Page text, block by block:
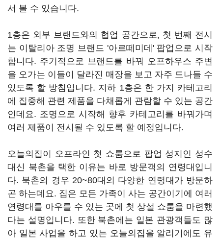
서 볼 수 있습니다.
1층은 외부 브랜드와의 협업 공간으로, 첫 번째 전시
는 이탈리아 조명 브랜드 '아르떼미데' 팝업으로 시작
합니다. 주기적으로 브랜드를 바꿔 오프하우스 주변
을 오가는 이들이 달라진 매장을 보고 자주 드나들 수
있도록 할 방침입니다. 지하 1층은 한 가지 카테고리
에 집중해 관련 제품을 다채롭게 관람할 수 있는 공간
인데요. 조명으로 시작해 향후 카테고리를 바꿔가며
여러 제품이 전시될 수 있도록 할 예정입니다.
오늘의집이 오프라인 첫 쇼룸으로 팝업 성지인 성수
대신 북촌을 택한 이유는 바로 방문객의 연령대입니
다. 북촌의 경우 20~80대의 다양한 연령대가 방문하
곤 하는데요. 집은 모든 가족이 사는 공간이기에 여러
연령대를 아우를 수 있는 곳에 첫 상설 쇼룸을 마련했
다는 설명입니다. 또한 북촌에는 일본 관광객들도 많
아 일본 사업을 하고 있는 오늘의집을 알리기에도 유